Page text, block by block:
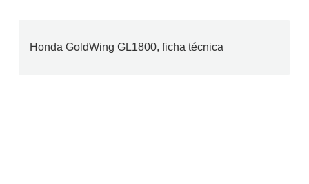
Honda GoldWing GL1800, ficha técnica